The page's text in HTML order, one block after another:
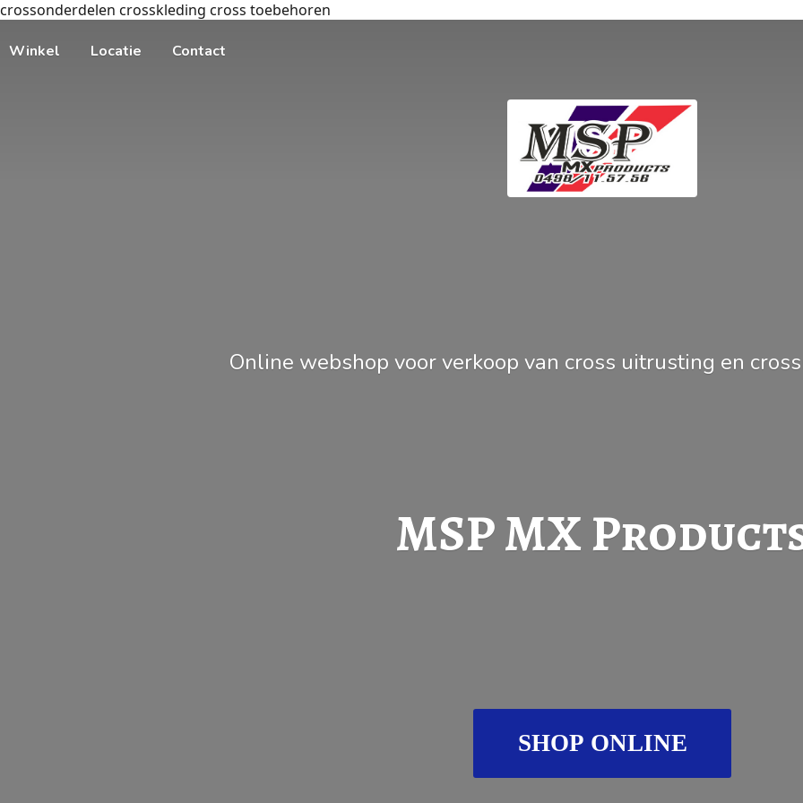
crossonderdelen crosskleding cross toebehoren
Winkel Locatie Contact
MSPMX
Online webshop voor verkoop van cross uitrusting en
SHOP ONLINE